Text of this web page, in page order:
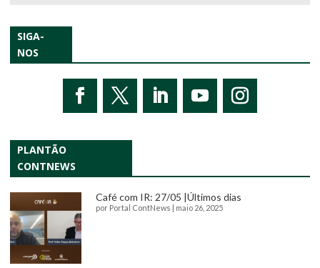
SIGA-
NOS
PLANTÃO
CONTNEWS
Café com IR: 27/05 |Últimos dias
por Portal ContNews maio 26, 2025